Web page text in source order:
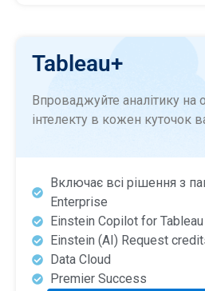
Tableau+
Впроваджуйте аналітику на
інтелекту в кожен куточок
Включає всі рішення з
Enterprise
Einstein Copilot for Tableau
Einstein (AI) Request
Data Cloud
Premier Success